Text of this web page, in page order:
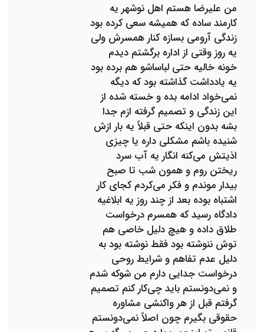
من علیرضا هستم اهل نوشهر یه
کارمند ساده که همیشه سعی کرده بود
زندگی آرومی بسازه کنار همسرش ولی
یه روز وقتی از اداره برگشتم دیدم
خونه خالیه حتی لباساشو هم برده بود
یه یادداشت گذاشته بود که دیگه
نمی‌خواد ادامه بده و خسته شده از
این زندگی و تصمیم گرفته ازم جدا
بشه بدون اینکه حتی قبلاً یه بار ازش
شنیده باشم مشکلی داره یا چیزی
اذیتش می‌کنه انگار یه آب سرد
ریختن روم و همون شب تا صبح
بیدار موندم و فکر می‌کردم کجای کار
اشتباه بوده بعد از چند روز یه ابلاغیه
دادگاه رسید که همسرم درخواست
طلاق داده و هیچ دلیل خاصی هم
توش ننوشته بود فقط نوشته بود به
دلیل عدم تفاهم و شرایط روحی
درخواست جدایی دارم من شوکه شدم
و نمی‌دونستم باید چی‌کار کنم تصمیم
گرفتم قبل از هر واکنشی مشاوره
حقوقی بگیرم چون اصلاً نمی‌دونستم